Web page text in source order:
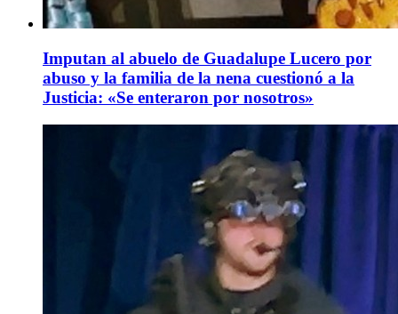
Imputan al abuelo de Guadalupe Lucero por
abuso y la familia de la nena cuestionó a la
Justicia: «Se enteraron por nosotros»